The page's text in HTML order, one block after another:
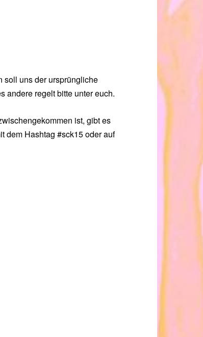
soll uns der ursprüngliche
andere regelt bitte unter euch.
ist, gibt es
dem Hashtag #sck15 oder auf